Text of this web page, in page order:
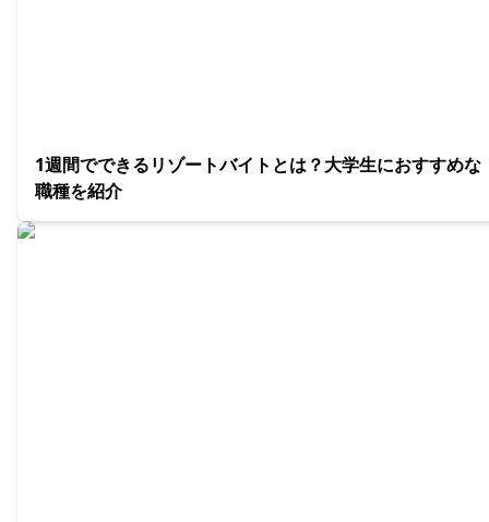
1週間でできるリゾートバイトとは？大学生におすすめな
職種を紹介